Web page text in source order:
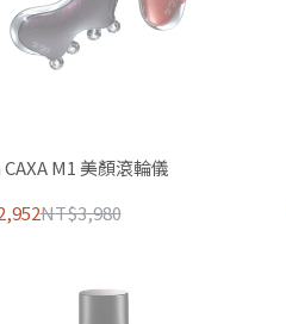
CAXA M1 美顏滾輪儀
NT$3,980